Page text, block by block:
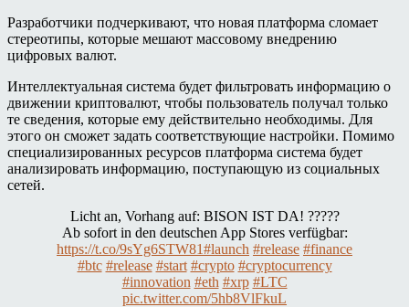
Разработчики подчеркивают, что новая платформа сломает
стереотипы, которые мешают массовому внедрению
цифровых валют.
Интеллектуальная система будет фильтровать информацию о
движении криптовалют, чтобы пользователь получал только
те сведения, которые ему действительно необходимы. Для
этого он сможет задать соответствующие настройки. Помимо
специализированных ресурсов платформа система будет
анализировать информацию, поступающую из социальных
сетей.
Licht an, Vorhang auf: BISON IST DA! ?????
Ab sofort in den deutschen App Stores verfügbar:
https://t.co/9sYg6STW81#launch #release #finance
#btc #release #start #crypto #cryptocurrency
#innovation #eth #xrp #LTC
pic.twitter.com/5hb8VlFkuL